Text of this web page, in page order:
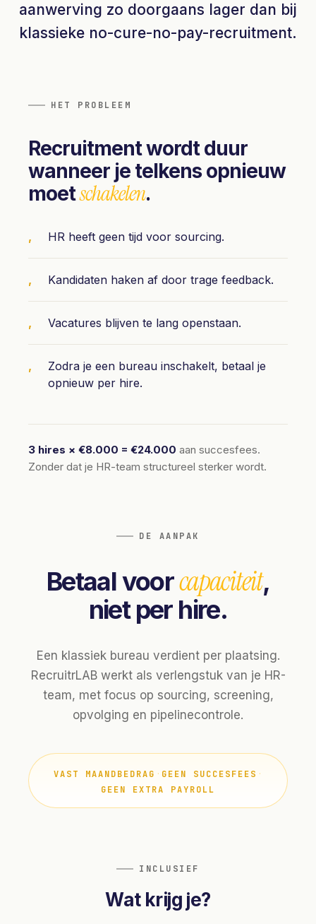
aanwerving zo doorgaans lager dan bij
klassieke no-cure-no-pay-recruitment.
HET PROBLEEM
Recruitment wordt duur
wanneer je telkens opnieuw
moetschakelen.
HR heeft geen tijd voor sourcing.
Kandidaten haken af door trage feedback.
Vacatures blijven te lang openstaan.
Zodra je een bureau inschakelt, betaal je
opnieuw per hire.
3 hires × €8.000 = €24.000 aan succesfees.
Zonder dat je HR-team structureel sterker wordt.
DE AANPAK
Betaal voorcapaciteit,
niet per hire.
Een klassiek bureau verdient per plaatsing.
RecruitrLAB werkt als verlengstuk van je HR-
team, met focus op sourcing, screening,
opvolging en pipelinecontrole.
VAST MAANDBEDRAG · GEEN SUCCESFEES ·
GEEN EXTRA PAYROLL
INCLUSIEF
Wat krijg je?